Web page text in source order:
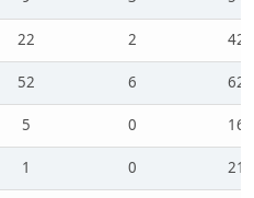
22 2
42
52 6
62
5 0
16
1 0
21